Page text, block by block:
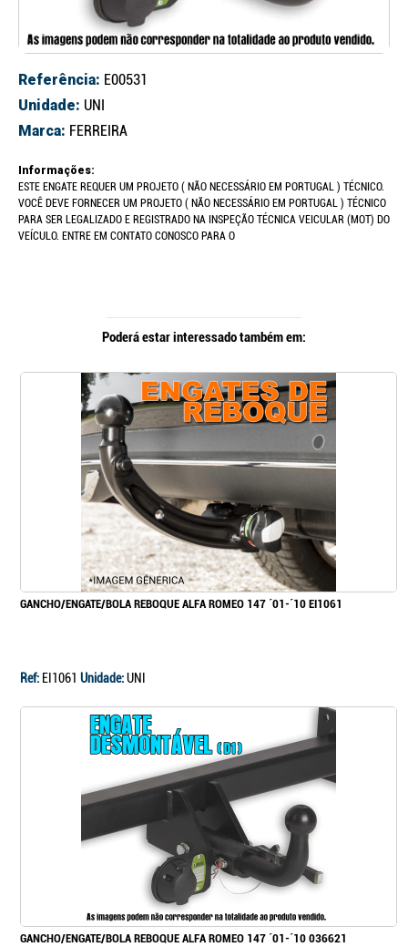
Referência: E00531
Unidade: UNI
Marca: FERREIRA
Informações:
ESTE ENGATE REQUER UM PROJETO ( NÃO NECESSÁRIO EM PORTUGAL ) TÉCNICO.
VOCÊ DEVE FORNECER UM PROJETO ( NÃO NECESSÁRIO EM PORTUGAL ) TÉCNICO
PARA SER LEGALIZADO E REGISTRADO NA INSPEÇÃO TÉCNICA VEICULAR (MOT) DO
VEÍCULO. ENTRE EM CONTATO CONOSCO PARA O
Poderá estar interessado também em:
GANCHO/ENGATE/BOLA REBOQUE ALFA ROMEO 147 ´01-´10 EI1061
Ref: EI1061 Unidade:UNI
GANCHO/ENGATE/BOLA REBOQUE ALFA ROMEO 147 ´01-´10 036621